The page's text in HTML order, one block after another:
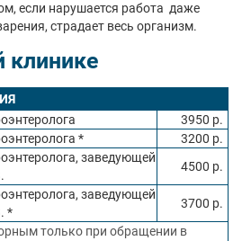
если нарушается работа даже
страдает весь организм.
3950 р.
*
3200 р.
заведующей
4500 р.
заведующей
*
3700 р.
только при обращении в